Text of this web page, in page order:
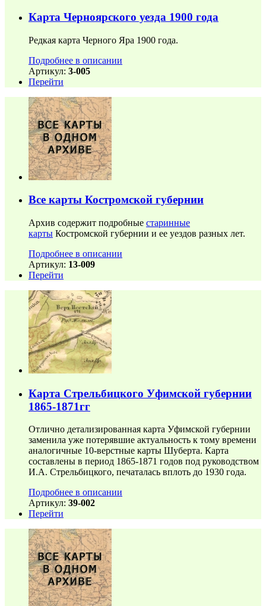
Карта Черноярского уезда 1900 года
Редкая карта Черного Яра 1900 года.
Подробнее в описании
Артикул: 3-005
Перейти
Все карты Костромской губернии
Архив содержит подробные старинные
карты Костромской губернии и ее уездов разных лет.
Подробнее в описании
Артикул: 13-009
Перейти
Карта Стрельбицкого Уфимской губернии
1865-1871гг
Отлично детализированная карта Уфимской губернии
заменила уже потерявшие актуальность к тому времени
аналогичные 10-верстные карты Шуберта. Карта
составлены в период 1865-1871 годов под руководством
И.А. Стрельбицкого, печаталась вплоть до 1930 года.
Подробнее в описании
Артикул: 39-002
Перейти